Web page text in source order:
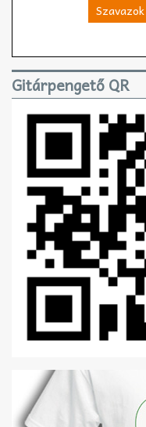
Szavazok
Gitárpengető QR